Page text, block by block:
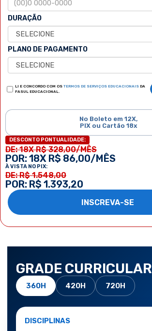
DURAÇÃO
PLANO DE PAGAMENTO
LI E CONCORDO COM OS TERMOS DE SERVIÇOS EDUCACIONAIS DA
FASUL EDUCACIONAL.
No Boleto em 12X,
PIX ou Cartão 18x
DESCONTO PONTUALIDADE:
DE: 18X R$ 328,00/MÊS
POR: 18X R$ 86,00/MÊS
À VISTA NO PIX:
DE: R$ 1.548,00
POR: R$ 1.393,20
INSCREVA-SE
GRADE CURRICULAR
360H 420H 720H
DISCIPLINAS